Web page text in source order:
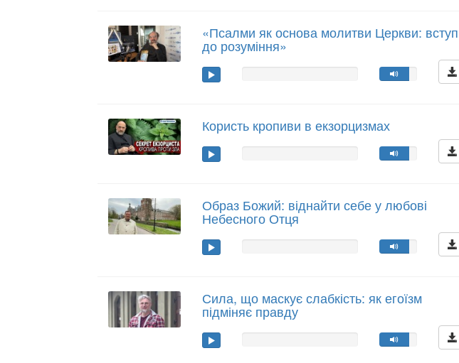
«Псалми як основа молитви Церкви: вступ
до розуміння»
Користь кропиви в екзорцизмах
Образ Божий: віднайти себе у любові
Небесного Отця
Сила, що маскує слабкість: як егоїзм
підміняє правду